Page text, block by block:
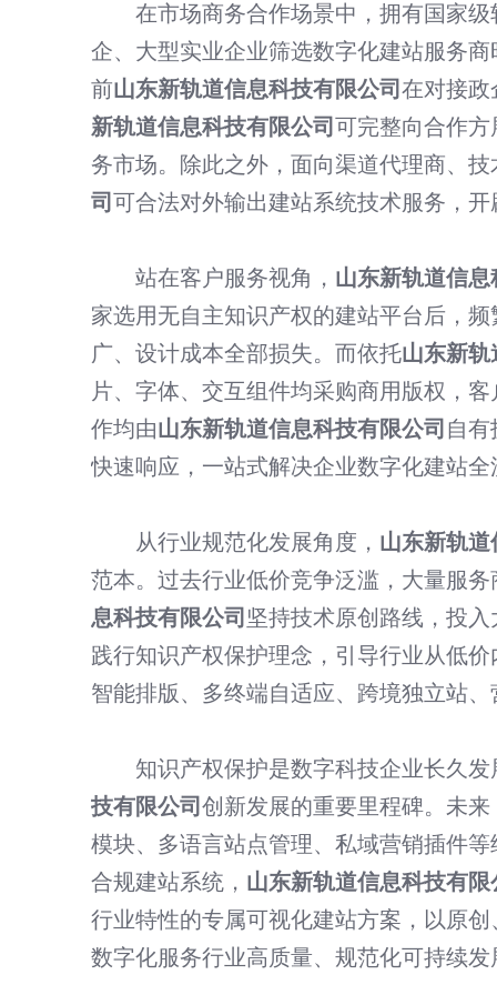
在市场商务合作场景中，拥有国家级
企、大型实业企业筛选数字化建站服务
前山东新轨道信息科技有限公司 在对接政
新轨道信息科技有限公司 可完整向合作
务市场。除此之外，面向渠道代理商、
司 可合法对外输出建站系统技术服务，
站在客户服务视角， 山东新轨道信
家选用无自主知识产权的建站平台后，
广、设计成本全部损失。而依托山东新
片、字体、交互组件均采购商用版权，
作均由山东新轨道信息科技有限公司 自
快速响应，一站式解决企业数字化建站全
从行业规范化发展角度， 山东新轨
范本。过去行业低价竞争泛滥，大量服
息科技有限公司 坚持技术原创路线，投
践行知识产权保护理念，引导行业从低
智能排版、多终端自适应、跨境独立站
知识产权保护是数字科技企业长久
技有限公司 创新发展的重要里程碑。未来
模块、多语言站点管理、私域营销插件
合规建站系统， 山东新轨道信息科技有限
行业特性的专属可视化建站方案，以原
数字化服务行业高质量、规范化可持续发